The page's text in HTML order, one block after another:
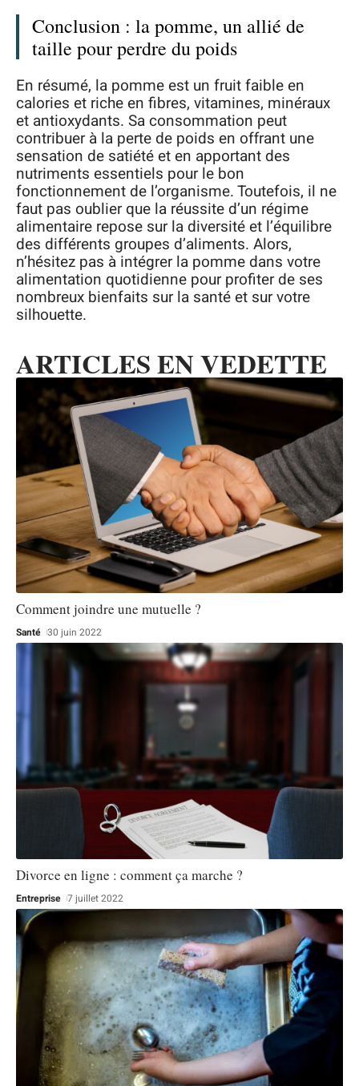
Conclusion : la pomme, un allié de
taille pour perdre du poids
En résumé, la pomme est un fruit faible en
calories et riche en fibres, vitamines, minéraux
et antioxydants. Sa consommation peut
contribuer à la perte de poids en offrant une
sensation de satiété et en apportant des
nutriments essentiels pour le bon
fonctionnement de l’organisme. Toutefois, il ne
faut pas oublier que la réussite d’un régime
alimentaire repose sur la diversité et l’équilibre
des différents groupes d’aliments. Alors,
n’hésitez pas à intégrer la pomme dans votre
alimentation quotidienne pour profiter de ses
nombreux bienfaits sur la santé et sur votre
silhouette.
ARTICLES EN VEDETTE
Comment joindre une mutuelle ?
Santé 30 juin 2022
Divorce en ligne : comment ça marche ?
Entreprise 7 juillet 2022